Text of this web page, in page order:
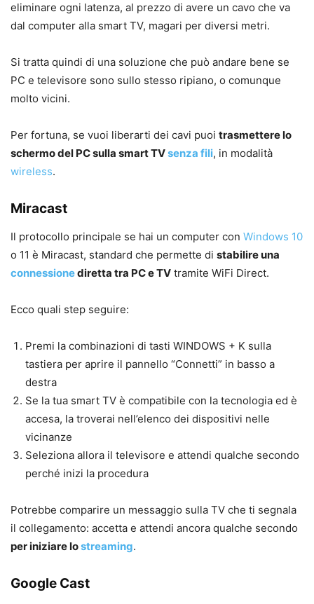
eliminare ogni latenza, al prezzo di avere un cavo che va
dal computer alla smart TV, magari per diversi metri.
Si tratta quindi di una soluzione che può andare bene se
PC e televisore sono sullo stesso ripiano, o comunque
molto vicini.
Per fortuna, se vuoi liberarti dei cavi puoi trasmettere lo
schermo del PC sulla smart TVsenza fili, in modalità
wireless.
Miracast
Il protocollo principale se hai un computer con Windows 10
o 11 è Miracast, standard che permette di stabilire una
connessionediretta tra PC e TV tramite WiFi Direct.
Ecco quali step seguire:
Premi la combinazioni di tasti WINDOWS + K sulla
tastiera per aprire il pannello “Connetti” in basso a
destra
Se la tua smart TV è compatibile con la tecnologia ed è
accesa, la troverai nell’elenco dei dispositivi nelle
vicinanze
Seleziona allora il televisore e attendi qualche secondo
perché inizi la procedura
Potrebbe comparire un messaggio sulla TV che ti segnala
il collegamento: accetta e attendi ancora qualche secondo
per iniziare lostreaming.
Google Cast